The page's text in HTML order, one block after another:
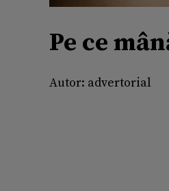
Pe ce
Autor: advertorial